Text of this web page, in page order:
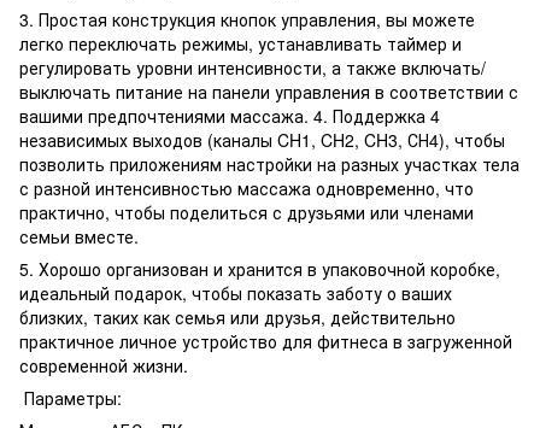
3. Простая конструкция кнопок управления, вы можете
легко переключать режимы, устанавливать таймер и
регулировать уровни интенсивности, а также включать/
выключать питание на панели управления в соответствии с
вашими предпочтениями массажа. 4. Поддержка 4
независимых выходов (каналы CH1, CH2, CH3, СН4), чтобы
позволить приложениям настройки на разных участках тела
с разной интенсивностью массажа одновременно, что
практично, чтобы поделиться с друзьями или членами
семьи вместе.
5. Хорошо организован и хранится в упаковочной коробке,
идеальный подарок, чтобы показать заботу о ваших
близких, таких как семья или друзья, действительно
практичное личное устройство для фитнеса в загруженной
современной жизни.
Параметры: